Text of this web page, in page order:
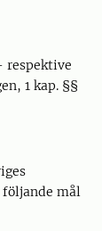
respektive
1 kap. §§
mål